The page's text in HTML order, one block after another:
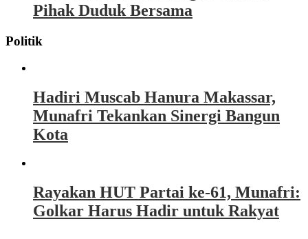
Pihak Duduk Bersama
Politik
Hadiri Muscab Hanura Makassar,
Munafri Tekankan Sinergi Bangun
Kota
Rayakan HUT Partai ke-61, Munafri:
Golkar Harus Hadir untuk Rakyat